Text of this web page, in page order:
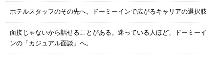
ホテルスタッフのその先へ。ドーミーインで広がるキャリアの選択肢
面接じゃないから話せることがある。迷っている人ほど、ドーミーイ
ンの「カジュアル面談」へ。